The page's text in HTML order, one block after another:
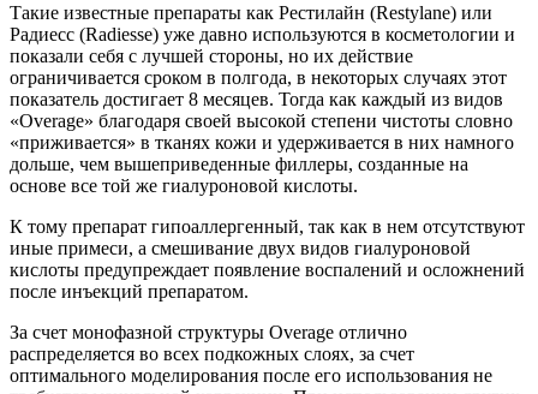
Такие известные препараты как Рестилайн (Restylane) или
Радиесс (Radiesse) уже давно используются в косметологии и
показали себя с лучшей стороны, но их действие
ограничивается сроком в полгода, в некоторых случаях этот
показатель достигает 8 месяцев. Тогда как каждый из видов
«Overage» благодаря своей высокой степени чистоты словно
«приживается» в тканях кожи и удерживается в них намного
дольше, чем вышеприведенные филлеры, созданные на
основе все той же гиалуроновой кислоты.
К тому препарат гипоаллергенный, так как в нем отсутствуют
иные примеси, а смешивание двух видов гиалуроновой
кислоты предупреждает появление воспалений и осложнений
после инъекций препаратом.
За счет монофазной структуры Overage отлично
распределяется во всех подкожных слоях, за счет
оптимального моделирования после его использования не